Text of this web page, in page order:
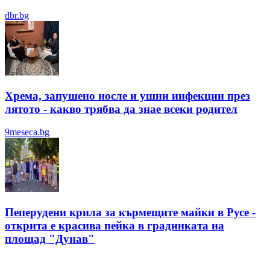
dbr.bg
Хрема, запушено носле и ушни инфекции през
лятотo - какво трябва да знае всеки родител
9meseca.bg
Пеперудени крила за кърмещите майки в Русе -
открита е красива пейка в градинката на
площад "Дунав"